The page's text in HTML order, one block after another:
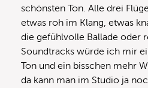
schönsten Ton. Alle drei
etwas roh im Klang, etwas
die gefühlvolle Ballade oder
Soundtracks würde ich mir
Ton und ein bisschen mehr
da kann man im Studio ja